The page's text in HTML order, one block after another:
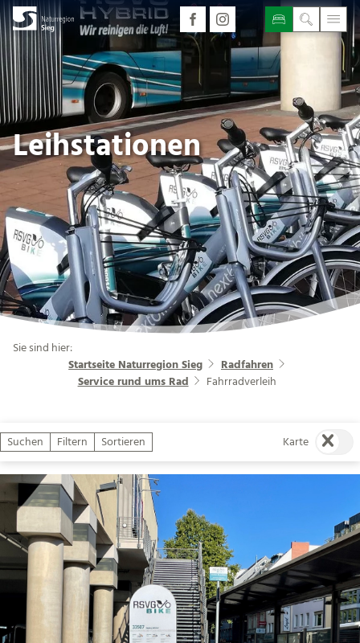
Leihstationen
Sie sind hier:
Startseite Naturregion Sieg
Radfahren
Service rund ums Rad
Fahrradverleih
Suchen Filtern Sortieren Karte